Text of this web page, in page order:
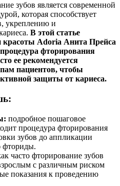
зубов является современной
которая способствует
укреплению и
В этой статье
красоты Adoria Анита Прейса
фторирования
ее рекомендуется
пациентов, чтобы
защиты от кариеса.
подробное пошаговое
процедура фторирования
зубов до аппликации
фториды.
часто фторирование зубов
с различным риском
показания к проведению